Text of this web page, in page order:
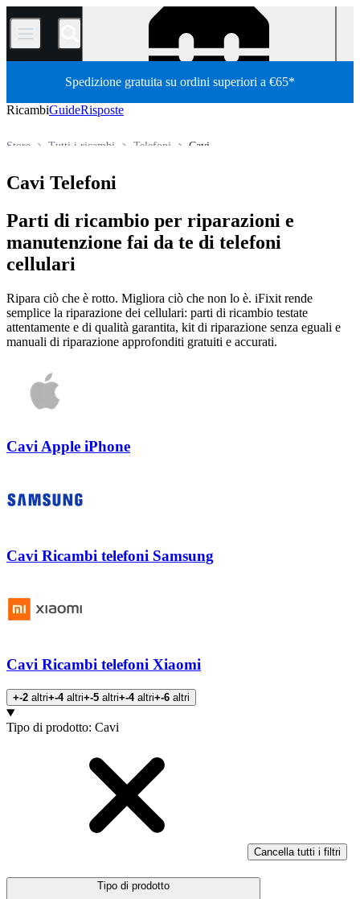
/
Spedizione gratuita su ordini superiori a €65*
RicambiGuideRisposte
Cavi
Telefoni
Tutti i ricambi
Store
Cavi Telefoni
Parti di ricambio per riparazioni e
manutenzione fai da te di telefoni
cellulari
Ripara ciò che è rotto. Migliora ciò che non lo è. iFixit rende
semplice la riparazione dei cellulari: parti di ricambio testate
attentamente e di qualità garantita, kit di riparazione senza eguali e
manuali di riparazione approfonditi gratuiti e accurati.
Cavi Apple iPhone
Cavi Ricambi telefoni Samsung
Cavi Ricambi telefoni Xiaomi
+-2 altri+-4altri+-5 altri+-4altri+-6 altri
Prodotti
Tipo di prodotto: Cavi
Cancella tutti i filtri
Tipo di prodotto